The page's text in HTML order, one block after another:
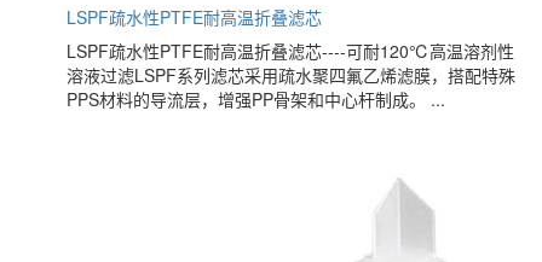
LSPF疏水性PTFE耐高温折叠滤芯
LSPF疏水性PTFE耐高温折叠滤芯----可耐120℃高温溶剂性
溶液过滤LSPF系列滤芯采用疏水聚四氟乙烯滤膜，搭配特殊
PPS材料的导流层，增强PP骨架和中心杆制成。 ...